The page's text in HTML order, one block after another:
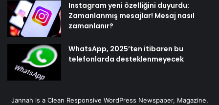
Instagram yeni özelliğini duyurdu:
Zamanlanmış mesajlar! Mesaj nasıl
zamanlanır?
WhatsApp, 2025’ten itibaren bu
telefonlarda desteklenmeyecek
Jannah is a Clean Responsive WordPress Newspaper, Magazine,